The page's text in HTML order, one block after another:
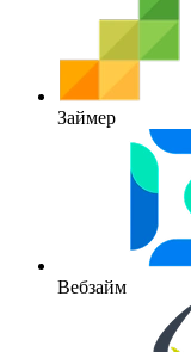
Займер
Вебзайм